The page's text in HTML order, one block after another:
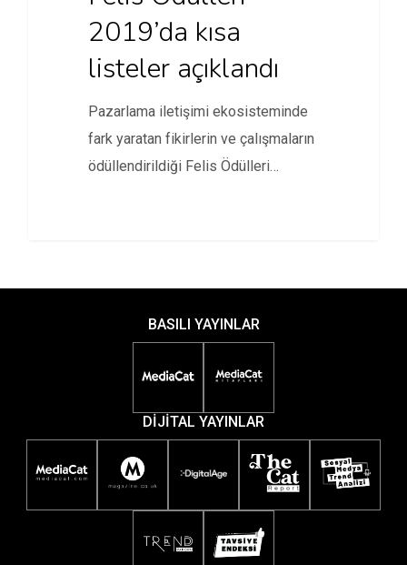
2019’da kısa
listeler açıklandı
Pazarlama iletişimi ekosisteminde
fark yaratan fikirlerin ve çalışmaların
ödüllendirildiği Felis Ödülleri
BASILI YAYINLAR
DİJİTAL YAYINLAR